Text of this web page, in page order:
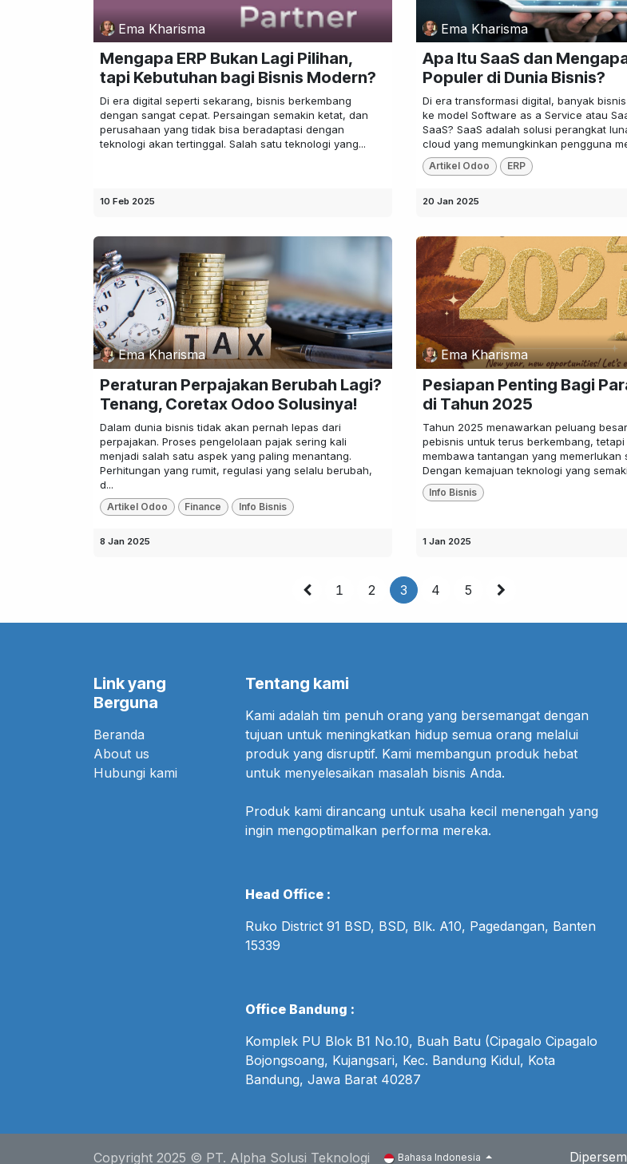
Ema Kharisma
Mengapa ERP Bukan Lagi Pilihan,
tapi Kebutuhan bagi Bisnis Modern?
Di era digital seperti sekarang, bisnis berkembang
dengan sangat cepat. Persaingan semakin ketat, dan
perusahaan yang tidak bisa beradaptasi dengan
teknologi akan tertinggal. Salah satu teknologi yang...
10 Feb 2025
Ema Kharisma
Apa Itu SaaS dan
Populer di Dunia Bisnis?
Di era transformasi digital, banyak
ke model Software as a Service atau
SaaS? SaaS adalah solusi perangkat
cloud yang memungkinkan pengguna
Artikel Odoo ERP
20 Jan 2025
Ema Kharisma
Peraturan Perpajakan Berubah Lagi?
Tenang, Coretax Odoo Solusinya!
Dalam dunia bisnis tidak akan pernah lepas dari
perpajakan. Proses pengelolaan pajak sering kali
menjadi salah satu aspek yang paling menantang.
Perhitungan yang rumit, regulasi yang selalu berubah,
d...
Artikel Odoo Finance Info Bisnis
8 Jan 2025
Ema Kharisma
Pesiapan Penting Bagi
di Tahun 2025
Tahun 2025 menawarkan peluang
pebisnis untuk terus berkembang,
membawa tantangan yang memerlukan
Dengan kemajuan teknologi yang
Info Bisnis
1 Jan 2025
1 2 3 4 5
Link yang
Berguna
Beranda
About us
Hubungi kami
Tentang kami
Kami adalah tim penuh orang yang bersemangat dengan
tujuan untuk meningkatkan hidup semua orang melalui
produk yang disruptif. Kami membangun produk hebat
untuk menyelesaikan masalah bisnis Anda.
Produk kami dirancang untuk usaha kecil menengah yang
ingin mengoptimalkan performa mereka.
Head Office :
Ruko District 91 BSD, BSD, Blk. A10, Pagedangan, Banten
15339
Office Bandung :
Komplek PU Blok B1 No.10, Buah Batu (Cipagalo Cipagalo
Bojongsoang, Kujangsari, Kec. Bandung Kidul, Kota
Bandung, Jawa Barat 40287
Copyright 2025 © PT. Alpha Solusi Teknologi Bahasa Indonesia